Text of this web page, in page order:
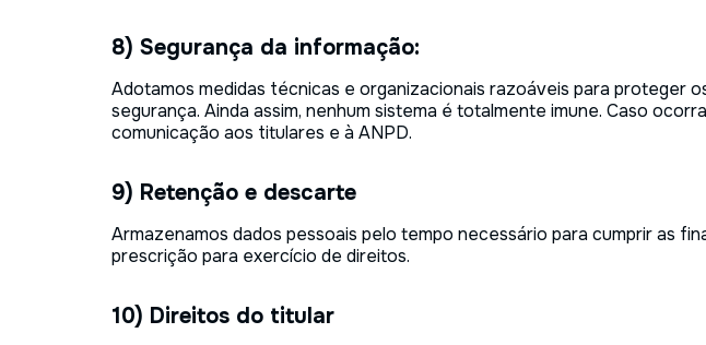
8) Segurança da informação:
Adotamos medidas técnicas e organizacionais razoáveis para proteger
segurança. Ainda assim, nenhum sistema é totalmente imune. Caso
comunicação aos titulares e à ANPD.
9) Retenção e descarte
Armazenamos dados pessoais pelo tempo necessário para cumprir as
prescrição para exercício de direitos.
10) Direitos do titular